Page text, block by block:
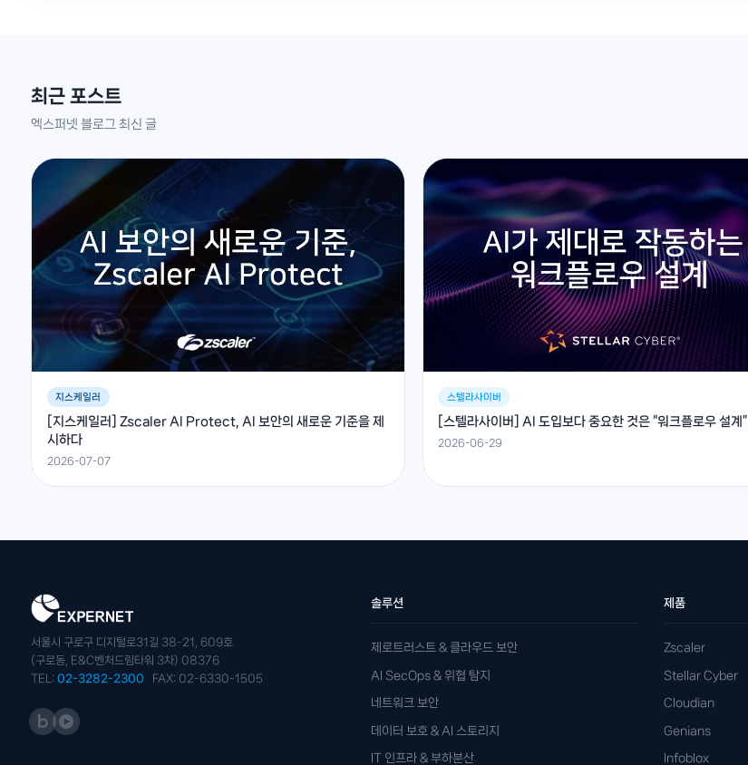
최근 포스트
엑스퍼넷 블로그 최신 글
지스케일러
[지스케일러] Zscaler AI Protect, AI 보안의 새로운 기준을 제
시하다
2026-07-07
스텔라사이버
[스텔라사이버] AI 도입보다 중요한 것은 “워크플로우 설계”
2026-06-29
서울시 구로구 디지털로31길 38-21, 609호
(구로동, E&C벤처드림타워 3차) 08376
TEL:02-3282-2300 FAX: 02-6330-1505
솔루션
제로트러스트 & 클라우드 보안
AI SecOps & 위협 탐지
네트워크 보안
데이터 보호 & AI 스토리지
IT 인프라 & 부하분산
제품
Zscaler
Stellar Cyber
Cloudian
Genians
Infoblox